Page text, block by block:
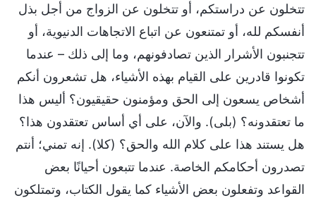
تتخلون عن دراستكم، أو تتخلون عن الزواج من أجل بذل
أنفسكم لله، أو تمتنعون عن اتباع الاتجاهات الدنيوية، أو
تتجنبون الأشرار الذين تصادفونهم، وما إلى ذلك – عندما
تكونوا قادرين على القيام بهذه الأشياء، هل تشعرون أنكم
أشخاص يسعون إلى الحق ومؤمنون حقيقيون؟ أليس هذا
ما تعتقدونه؟ (بلى). والآن، على أي أساس تعتقدون هذا؟
هل يستند هذا على كلام الله والحق؟ (كلا). إنه تمني؛ أنتم
تصدرون أحكامكم الخاصة. عندما تتبعون أحيانًا بعض
القواعد وتفعلون بعض الأشياء كما يقول الكتاب، وتمتلكون